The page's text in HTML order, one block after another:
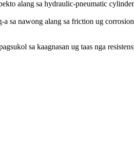
alang sa hydraulic-pneumatic
sa nawong alang sa friction ug
sa kaagnasan ug taas nga